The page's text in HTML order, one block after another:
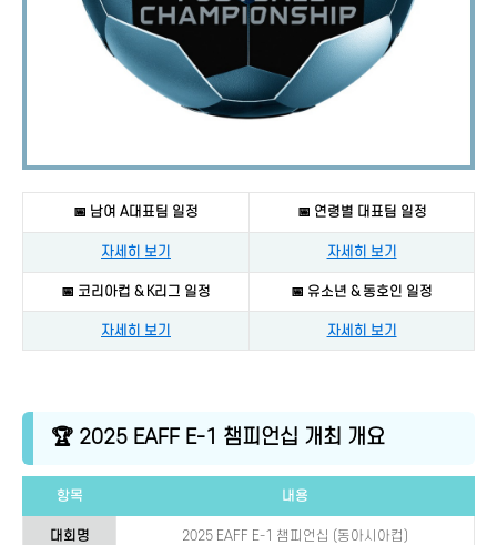
📅 남여 A대표팀 일정 📅 연령별 대표팀 일정
자세히 보기 자세히 보기
📅 코리아컵 & K리그 일정 📅 유소년 & 동호인 일정
자세히 보기 자세히 보기
🏆 2025 EAFF E-1 챔피언십 개최 개요
항목 내용
대회명 2025 EAFF E-1 챔피언십 (동아시아컵)